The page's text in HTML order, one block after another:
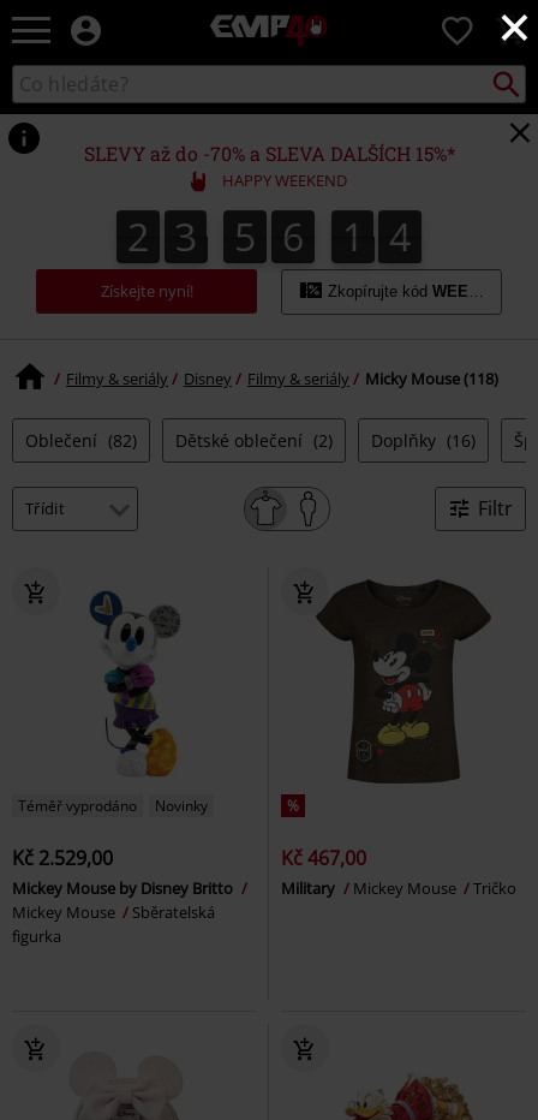
×
EMP
Hudba,
filmy
&
seriály,
Merch
pro
hráče,
Alternativní
móda
0
Katalog
vyhledávání
SLEVY až do -70% a SLEVA DALŠÍCH 15%*
HAPPY WEEKEND
2
2 3
3 5
5 6
6 1
2
1 2
3
2
4
3
Získejte nyní! Zkopírujte kód WEEKEND
Filmy & seriály Disney Filmy & seriály Micky Mouse (118)
Oblečení (82) Dětské oblečení (2) Doplňky (16)
Filtr
Téměř vyprodáno Novinky
Kč 2.529,00
Mickey Mouse by Disney Britto
Mickey Mouse
Sběratelská
figurka
%
Kč 467,00
Military Mickey Mouse Tričko